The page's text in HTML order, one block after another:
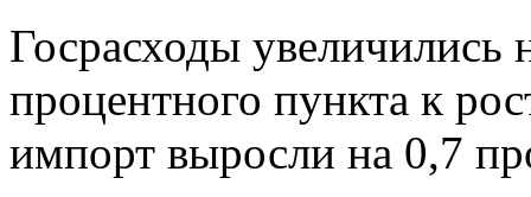
Госрасходы увеличились
процентного пункта к
импорт выросли на 0,7